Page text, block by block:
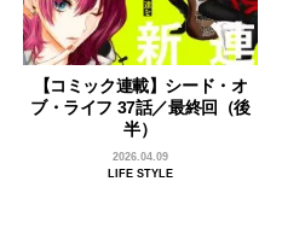
【コミック連載】シード・オ
ブ・ライフ 37話／最終回（後
半）
2026.04.09
LIFE STYLE